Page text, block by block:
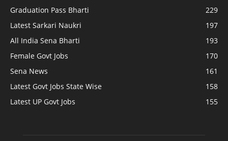
Graduation Pass Bharti
229
Latest Sarkari Naukri
197
All India Sena Bharti
193
Female Govt Jobs
170
Sena News
161
Latest Govt Jobs State Wise
158
Latest UP Govt Jobs
155